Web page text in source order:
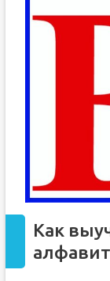
Как